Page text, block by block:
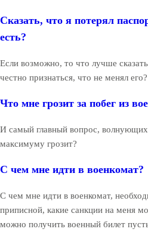
Сказать, что я потерял
есть?
Если возможно, то что лучше
честно признаться, что не менял его?
Что мне грозит за побег из
И самый главный вопрос, волнующих
максимуму грозит?
С чем мне идти в военкомат?
С чем мне идти в военкомат,
приписной, какие санкции на меня
можно получить военный билет